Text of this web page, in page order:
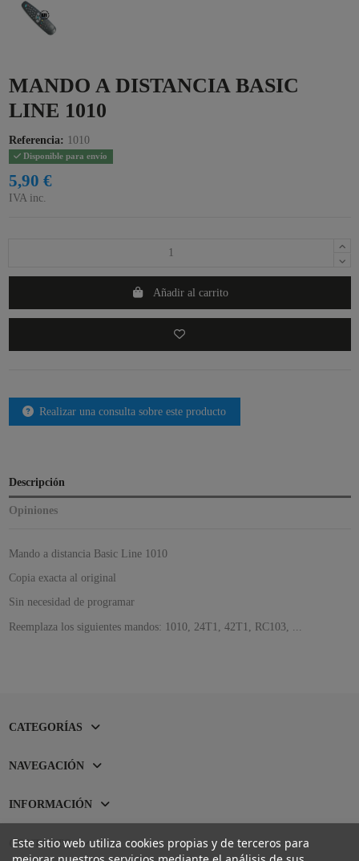
MANDO A DISTANCIA BASIC
LINE 1010
Referencia: 1010
Disponible para envío
5,90 €
IVA inc.
Añadir al carrito
Realizar una consulta sobre este producto
Descripción
Opiniones
Mando a distancia Basic Line 1010
Copia exacta al original
Sin necesidad de programar
Reemplaza los siguientes mandos: 1010, 24T1, 42T1, RC103, ...
CATEGORÍAS
NAVEGACIÓN
INFORMACIÓN
CONTACTO
Este sitio web utiliza cookies propias y de terceros para